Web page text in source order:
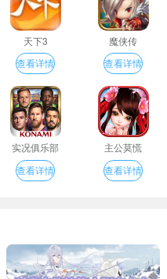
天下3
查看详情
魔侠传
查看详情
实况俱乐部
查看详情
主公莫慌
查看详情